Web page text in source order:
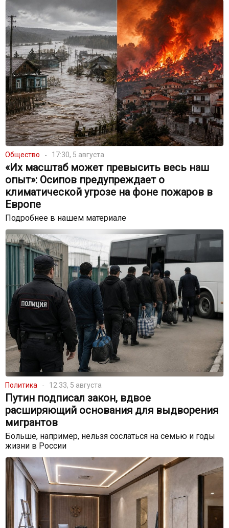
Общество 17:30, 5 августа
«Их масштаб может превысить весь наш
опыт»: Осипов предупреждает о
климатической угрозе на фоне пожаров в
Европе
Подробнее в нашем материале
Политика 12:33, 5 августа
Путин подписал закон, вдвое
расширяющий основания для выдворения
мигрантов
Больше, например, нельзя сослаться на семью и годы
жизни в России